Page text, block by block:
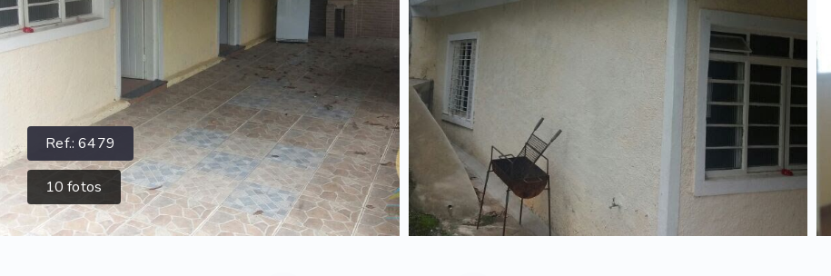
Ref.:6479
10 fotos